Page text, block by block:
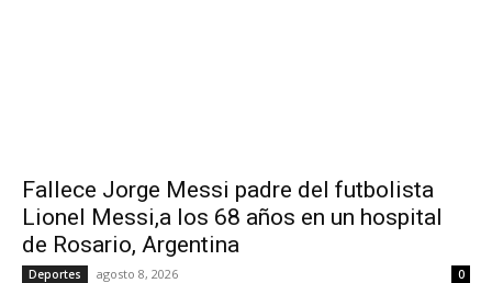
Fallece Jorge Messi padre del futbolista
Lionel Messi,a los 68 años en un hospital
de Rosario, Argentina
Deportes agosto 8, 2026 0